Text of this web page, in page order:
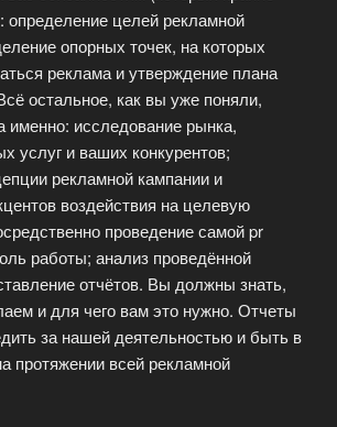
определение целей рекламной
опорных точек, на которых
реклама и утверждение плана
остальное, как вы уже поняли,
именно: исследование рынка,
услуг и ваших конкурентов;
рекламной кампании и
воздействия на целевую
проведение самой pr
работы; анализ проведённой
отчётов. Вы должны знать,
и для чего вам это нужно. Отчеты
за нашей деятельностью и быть в
протяжении всей рекламной